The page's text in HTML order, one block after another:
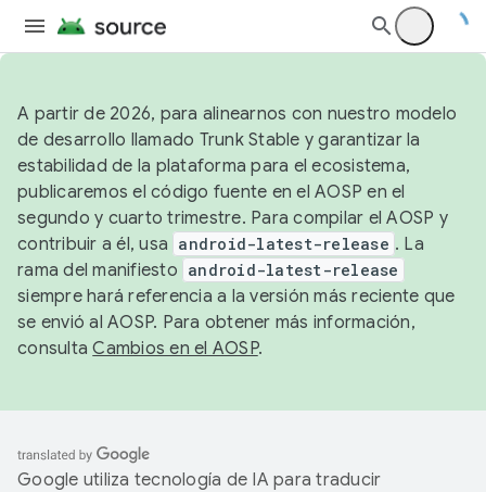
A partir de 2026, para alinearnos con nuestro modelo
de desarrollo llamado Trunk Stable y garantizar la
estabilidad de la plataforma para el ecosistema,
publicaremos el código fuente en el AOSP en el
segundo y cuarto trimestre. Para compilar el AOSP y
contribuir a él, usa android-latest-release . La
rama del manifiesto android-latest-release
siempre hará referencia a la versión más reciente que
se envió al AOSP. Para obtener más información,
consultaCambios en el AOSP.
Google utiliza tecnología de IA para traducir